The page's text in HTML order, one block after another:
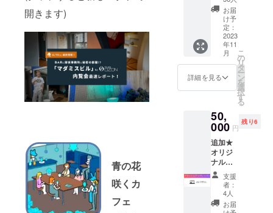
開きます)
青の花
咲くカ
フェ
たしま
す。 会
場は当
ビル、
進行役
はこち
らで手
配しま
2024年
6月末ま
で有
効、指
定日時
選択可
能。
累計
1,200部
販売し
た久保
よしや
による
見返せ
る専用
資料付
きの制
を行い
ます。
後日、
講義の
録画も
ご視聴
いただ
けま
す。 実
例と共
お届
け予
定：
2023
年11
月
詳細を見る
こ
の
リ
タ
ー
ン
を
選
択
す
る
50,
000 円
残り6
追加★
オリジ
ナル作
品のプ
ロ
デュー
スや 版
権物の
支援
者：
4人
お届